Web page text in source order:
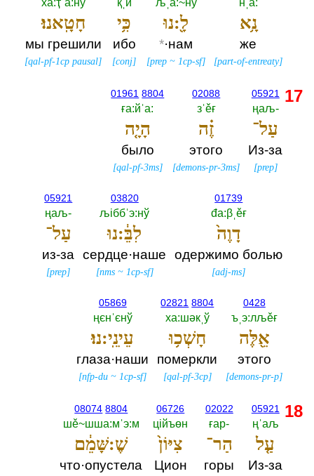
нˌа:‎
נָ֥א
же
[part-of-entreaty]
љˌа:~нў
לָ֖:נוּ
*·нам
[prep ~1cp-sf]
қˌи
כִּ֥י
ибо
[conj]
ха:ҭˈа:нў
חָטָֽאנוּ׃
мы грешили
[qal-pf-1cp pausal]
05921
ңаљ-‎
עַל־
Из-за
[prep]
02088
зˈěғ
זֶ֗ה
этого
[demons-pr-3ms]
01961 8804
ға:йˈа:‎
הָיָ֤ה
было
[qal-pf-3ms]
01739
đа:βˌěғ
דָוֶה֙
одержимо болью
[adj-ms]
03820
љiббˈэ:нў
לִבֵּ֔:נוּ
сердце·наше
[nms~ 1cp-sf]
05921
ңаљ-‎
עַל־
из-за
[prep]
0428
ъˌэ:лљěғ
אֵ֖לֶּה
этого
[demons-pr-p]
02821 8804
ха:шәкˌў
חָשְׁכ֥וּ
померкли
[qal-pf-3cp]
05869
ңєнˈєнў
עֵינֵֽי:נוּ׃
глаза·наши
[nfp-du ~1cp-sf]
17
05921
ңˈаљ
עַ֤ל
Из-за
02022
ғар-‎
הַר־
горы
06726
цiйъөн
צִיּוֹן֙
Цион
08074 8804
шě~шша:мˈэ:м
שֶׁ:שָּׁמֵ֔ם
что·опустела
18